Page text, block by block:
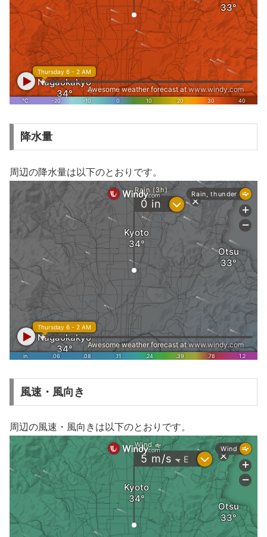
降水量
周辺の降水量は以下のとおりです。
風速・風向き
周辺の風速・風向きは以下のとおりです。